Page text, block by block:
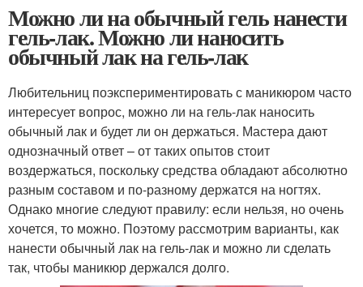
Можно ли на обычный гель нанести
гель-лак. Можно ли наносить
обычный лак на гель-лак
Любительниц поэкспериментировать с маникюром часто
интересует вопрос, можно ли на гель-лак наносить
обычный лак и будет ли он держаться. Мастера дают
однозначный ответ – от таких опытов стоит
воздержаться, поскольку средства обладают абсолютно
разным составом и по-разному держатся на ногтях.
Однако многие следуют правилу: если нельзя, но очень
хочется, то можно. Поэтому рассмотрим варианты, как
нанести обычный лак на гель-лак и можно ли сделать
так, чтобы маникюр держался долго.